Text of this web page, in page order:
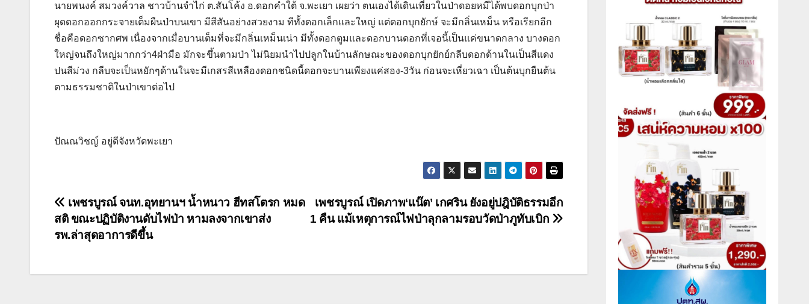
นายพนงค์ สมวงค์วาล ชาวบ้านจำไก่ ต.สันโค้ง อ.ดอกคำใต้ จ.พะเยา เผยว่า ตนเองได้เดินเที่ยวในป่าดอยหมีได้พบดอกบุกป่า
ผุดดอกออกกระจายเต็มผืนป่าบนเขา มีสีสันอย่างสวยงาม ทีทั้งดอกเล็กและใหญ่ แต่ดอกบุกยักษ์ จะมีกลิ่นเหม็น หรือเรียกอีก
ชื่อคือดอกซากศพ เนื่องจากเมื่อบานเต็มที่จะมีกลิ่นเหม็นเน่า มีทั้งดอกตูมและดอกบานดอกที่เจอนี้เป็นแค่ขนาดกลาง บางดอก
ใหญ่จนถึงใหญ่มากกว่า4ฝ่ามือ มักจะขึ้นตามป่า ไม่นิยมนำไปปลูกในบ้านลักษณะของดอกบุกยักย์กลีบดอกด้านในเป็นสีแดง
ปนสีม่วง กลีบจะเป็นหยักๆด้านในจะมีเกสรสีเหลืองดอกชนิดนี้ดอกจะบานเพียงแค่สอง-3วัน ก่อนจะเหี่ยวเฉา เป็นต้นบุกยืนต้น
ตามธรรมชาติในป่าเขาต่อไป
ปัณณวิชญ์ อยู่ดีจังหวัดพะเยา
แนะแนว
เรื่อง
เพชรบูรณ์ เปิดภาพ‘แน๊ต’ เกศริน ยังอยู่ปฎิบัติธรรมอีก
1 คืน แม้เหตุการณ์ไฟป่าลุกลามรอบวัดป่าภูทับเบิก
เพชรบูรณ์ จนท.อุทยานฯ น้ำหนาว ฮีทสโตรก หมด
สติ ขณะปฏิบัติงานดับไฟป่า หามลงจากเขาส่ง
รพ.ล่าสุดอาการดีขึ้น